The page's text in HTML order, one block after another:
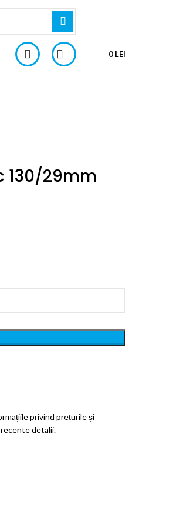
0 LEI
130/29mm
privind prețurile și
detalii.